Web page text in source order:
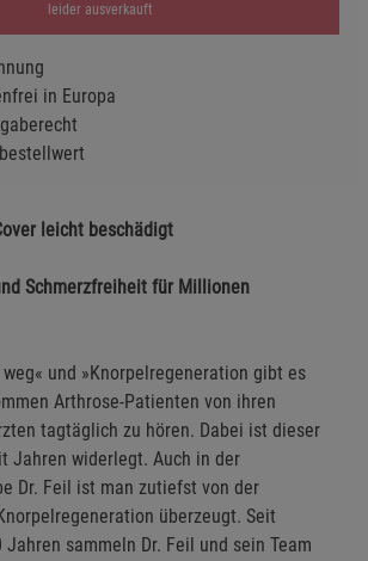
leider ausverkauft
in Europa
leicht beschädigt
Schmerzfreiheit für Millionen
und »Knorpelregeneration gibt es
Arthrose-Patienten von ihren
tagtäglich zu hören. Dabei ist dieser
Jahren widerlegt. Auch in der
Dr. Feil ist man zutiefst von der
überzeugt. Seit
Jahren sammeln Dr. Feil und sein Team